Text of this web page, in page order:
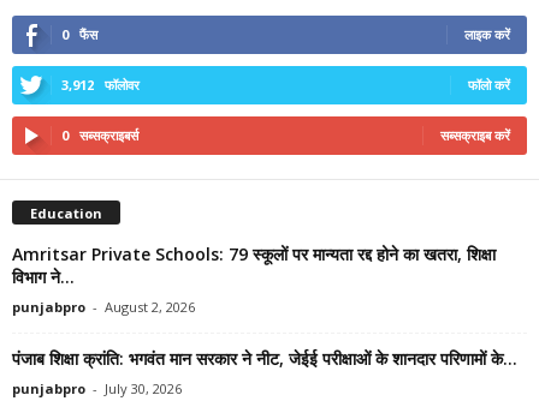
0 फैंस लाइक करें
3,912 फॉलोवर फॉलो करें
0 सब्सक्राइबर्स सब्सक्राइब करें
Education
Amritsar Private Schools: 79 स्कूलों पर मान्यता रद्द होने का खतरा, शिक्षा
विभाग ने...
punjabpro - August 2, 2026
पंजाब शिक्षा क्रांति: भगवंत मान सरकार ने नीट, जेईई परीक्षाओं के शानदार परिणामों के...
punjabpro - July 30, 2026